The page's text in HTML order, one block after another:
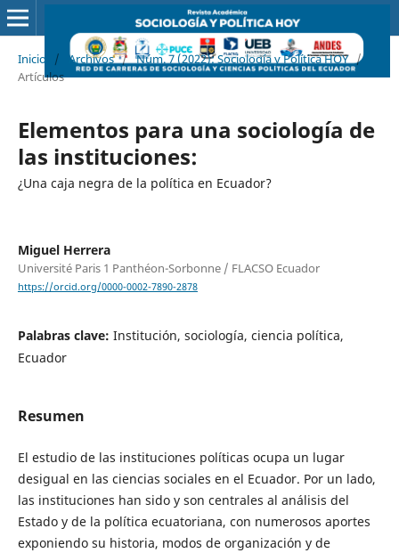
Inicio / Archivos / Núm. 7 (2022): Sociología y Política HOY /
Artículos
Elementos para una sociología de
las instituciones:
¿Una caja negra de la política en Ecuador?
Miguel Herrera
Université Paris 1 Panthéon-Sorbonne / FLACSO Ecuador
https://orcid.org/0000-0002-7890-2878
Palabras clave: Institución, sociología, ciencia política,
Ecuador
Resumen
El estudio de las instituciones políticas ocupa un lugar
desigual en las ciencias sociales en el Ecuador. Por un lado,
las instituciones han sido y son centrales al análisis del
Estado y de la política ecuatoriana, con numerosos aportes
exponiendo su historia, modos de organización y de